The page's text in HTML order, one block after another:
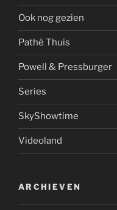
Ook nog gezien
Pathé Thuis
Powell & Pressburger
Series
SkyShowtime
Videoland
ARCHIEVEN